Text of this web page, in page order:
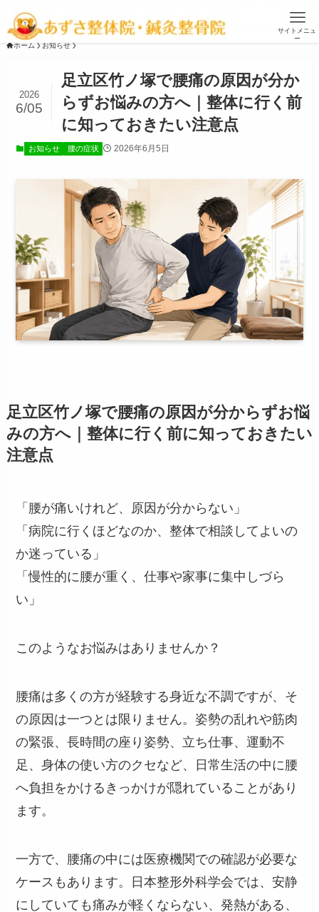
サイトメニュ
ー
ホーム お知らせ
足立区竹ノ塚で腰痛の原因が分か
らずお悩みの方へ｜整体に行く前
に知っておきたい注意点
2026
6/05
お知らせ 腰の症状 2026年6月5日
足立区竹ノ塚で腰痛の原因が分からずお悩
みの方へ｜整体に行く前に知っておきたい
注意点
「腰が痛いけれど、原因が分からない」
「病院に行くほどなのか、整体で相談してよいの
か迷っている」
「慢性的に腰が重く、仕事や家事に集中しづら
い」
このようなお悩みはありませんか？
腰痛は多くの方が経験する身近な不調ですが、そ
の原因は一つとは限りません。姿勢の乱れや筋肉
の緊張、長時間の座り姿勢、立ち仕事、運動不
足、身体の使い方のクセなど、日常生活の中に腰
へ負担をかけるきっかけが隠れていることがあり
ます。
一方で、腰痛の中には医療機関での確認が必要な
ケースもあります。日本整形外科学会では、安静
にしていても痛みが軽くならない、発熱がある、